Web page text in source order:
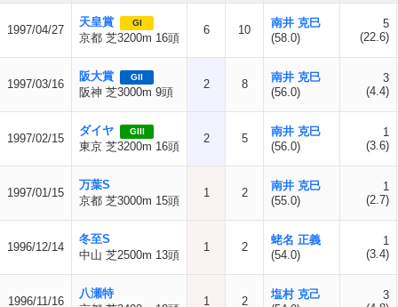
1997/04/27
天皇賞 GI
京都 芝3200m 16頭
6 10
南井 克巳
(58.0)
5
(22.6)
1997/03/16
阪大賞 GII
阪神 芝3000m 9頭
2 8
南井 克巳
(56.0)
3
(4.4)
1997/02/15
ダイヤ GIII
東京 芝3200m 16頭
2 5
南井 克巳
(56.0)
1
(3.6)
1997/01/15
万葉S
京都 芝3000m 15頭
1 2
南井 克巳
(55.0)
1
(2.7)
1996/12/14
冬至S
中山 芝2500m 13頭
1 2
蛯名 正義
(54.0)
1
(3.4)
1996/11/16
八瀬特
1 2
塩村 克己
3